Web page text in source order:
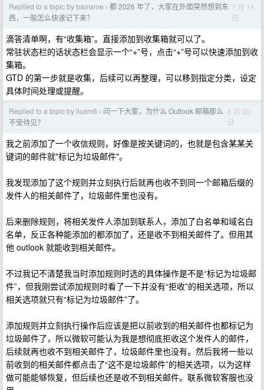
Replied to a topic by bamxme › 都 2026 年了，大家在外面突然想到东
西，一般怎么快速记下来？
7 月 16
日
滴答清单啊，有“收集箱”。直接添加到收集箱就可以了。
常驻状态栏的话状态栏会显示一个“+”号，点击“+”号可以快速添加到收
集箱。
GTD 的第一步就是收集，后续可以再整理，可以移到指定分类，设定
具体时间处理或提醒。
Replied to a topic by liuxm6 › 问一下大家，为什么 Outlook 邮箱那么
不受待见？
6 月 20
日
我之前添加了一个收信规则，好像是按关键词的，也就是包含某某关
键词的邮件就"标记为垃圾邮件"。
我发现添加了这个规则并立刻执行后就再也收不到同一个邮箱后缀的
发件人的相关邮件了，垃圾邮件里也没有。
后来删除规则，将相关发件人添加到联系人，添加了白名单和域名白
名单，反正各种能添加的都添加了，还是收不到相关邮件了。但用其
他 outlook 就能收到相关邮件。
不过我记不清楚我当时添加规则时选的具体操作是不是“标记为垃圾邮
件”，但我刚尝试添加规则时看了一下并没有“拒收”的相关选项，所以
相关选项就只有“标记为垃圾邮件”了。
添加规则并立刻执行操作后应该是把以前收到的相关邮件也都标记为
垃圾邮件了，所以微软可能认为我是想彻底拒收这个发件人的邮件，
后续就再也收不到相关邮件了，垃圾邮件里也没有。然后我将一些以
前收到的相关邮件都点击了“这不是垃圾邮件”的相关选项，以为这样
做可能能够恢复，但后续也还是收不到相关邮件。联系微软客服也没